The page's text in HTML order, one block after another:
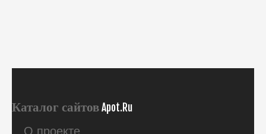
Каталог сайтовApot.Ru
О проекте